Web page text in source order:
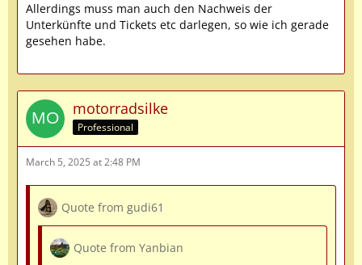
Allerdings muss man auch den Nachweis der
Unterkünfte und Tickets etc darlegen, so wie ich gerade
gesehen habe.
motorradsilke
Professional
March 5, 2025 at 2:48 PM
Quote from gudi61
Quote from Yanbian